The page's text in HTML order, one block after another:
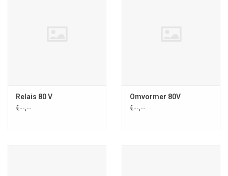
Relais 80 V
€--,--
Omvormer 80V
€--,--